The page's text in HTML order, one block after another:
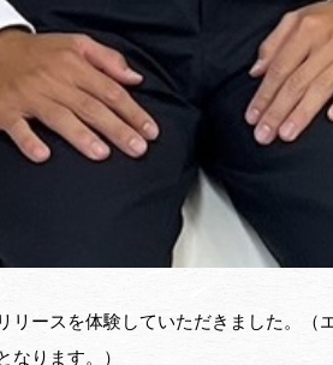
リースを体験していただきました。（
なります。）